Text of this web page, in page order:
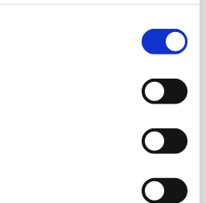
vask og nedsætter behovet
Sparer 41% energi svarende
og pålideligt design udført
mange år frem.
i bagkanten, så dampen stiger
hætte er dobbeltisoleret,
effekt og nedsætter
Selvdrænende vaskepumpe.
Frihøjde med åben hætte: